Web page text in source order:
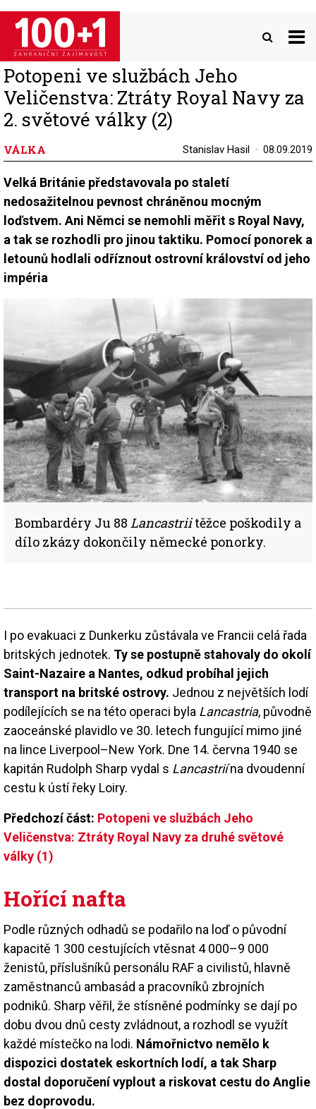
Přejít
hlavnímu
obsahu
Potopeni ve službách Jeho
Veličenstva: Ztráty Royal Navy za
2. světové války (2)
VÁLKA Stanislav Hasil 08.09.2019
Velká Británie představovala po staletí
nedosažitelnou pevnost chráněnou mocným
loďstvem. Ani Němci se nemohli měřit s Royal Navy,
a tak se rozhodli pro jinou taktiku. Pomocí ponorek a
letounů hodlali odříznout ostrovní království od jeho
impéria
Bombardéry Ju 88 Lancastriitěžce poškodily a
dílo zkázy dokončily německé ponorky.
I po evakuaci z Dunkerku zůstávala ve Francii celá řada
britských jednotek. Ty se postupně stahovaly do okolí
Saint-Nazaire a Nantes, odkud probíhal jejich
transport na britské ostrovy. Jednou z největších lodí
podílejících se na této operaci byla Lancastria, původně
zaoceánské plavidlo ve 30. letech fungující mimo jiné
na lince Liverpool–New York. Dne 14. června 1940 se
kapitán Rudolph Sharp vydal s Lancastriína dvoudenní
cestu k ústí řeky Loiry.
Předchozí část: Potopeni ve službách Jeho
Veličenstva: Ztráty Royal Navy za druhé světové
války (1)
Hořící nafta
Podle různých odhadů se podařilo na loď o původní
kapacitě 1 300 cestujících vtěsnat 4 000–9 000
ženistů, příslušníků personálu RAF a civilistů, hlavně
zaměstnanců ambasád a pracovníků zbrojních
podniků. Sharp věřil, že stísněné podmínky se dají po
dobu dvou dnů cesty zvládnout, a rozhodl se využít
každé místečko na lodi. Námořnictvo nemělo k
dispozici dostatek eskortních lodí, a tak Sharp
dostal doporučení vyplout a riskovat cestu do Anglie
bez doprovodu.